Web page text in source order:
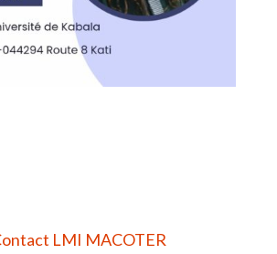
LMI MACOTER